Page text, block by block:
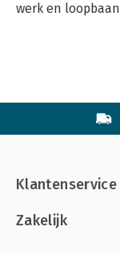
werk en loopbaan
Klantenservice
Zakelijk